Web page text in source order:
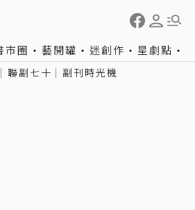
市圈 藝開罐 迷創作 星劇點
聯副七十 副刊時光機